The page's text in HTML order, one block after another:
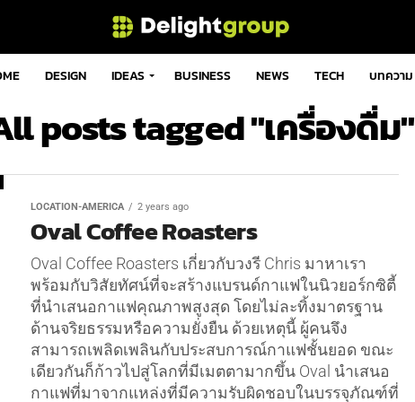
DESIGN IDEAS BUSINESS NEWS TECH บทความ
posts tagged "เครื่องดื่ม"
LOCATION-AMERICA 2 years ago
Oval Coffee Roasters
Oval Coffee Roasters เกี่ยวกับวงรี Chris มาหาเรา
พร้อมกับวิสัยทัศน์ที่จะสร้างแบรนด์กาแฟในนิวยอร์กซิตี้
ที่นำเสนอกาแฟคุณภาพสูงสุด โดยไม่ละทิ้งมาตรฐาน
ด้านจริยธรรมหรือความยั่งยืน ด้วยเหตุนี้ ผู้คนจึง
สามารถเพลิดเพลินกับประสบการณ์กาแฟชั้นยอด ขณะ
เดียวกันก็ก้าวไปสู่โลกที่มีเมตตามากขึ้น Oval นำเสนอ
กาแฟที่มาจากแหล่งที่มีความรับผิดชอบในบรรจุภัณฑ์ที่